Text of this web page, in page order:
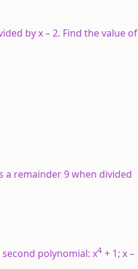
by x – 2. Find the value of
a remainder 9 when divided
polynomial: x4 + 1; x –